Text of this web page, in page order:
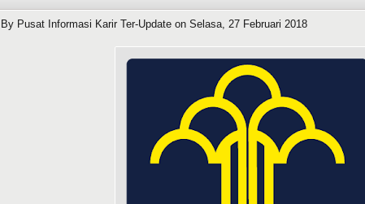
By Pusat Informasi Karir Ter-Update on Selasa, 27 Februari 2018